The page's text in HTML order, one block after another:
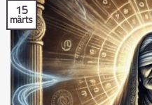
15
märts